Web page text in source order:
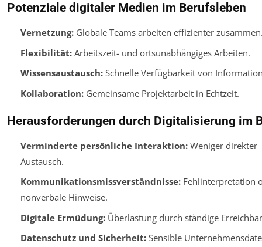
Potenziale digitaler Medien im Berufsleben
Vernetzung:Globale Teams arbeiten effizienter
Flexibilität:Arbeitszeit- und ortsunabhängiges Arbeiten.
Wissensaustausch:Schnelle Verfügbarkeit von
Kollaboration:Gemeinsame Projektarbeit in Echtzeit.
Herausforderungen durch Digitalisierung im
Verminderte persönliche Interaktion:Weniger direkter
Austausch.
Kommunikationsmissverständnisse:Fehlinterpretation
nonverbale Hinweise.
Digitale Ermüdung:Überlastung durch ständige
Datenschutz und Sicherheit:Sensible